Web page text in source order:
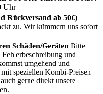
Uhr
Rückversand ab 50€)
zu. Wir kümmern uns sofort
Schäden/Geräten Bitte
und
umgehend und
speziellen Kombi-Preisen
gerne direkt unsere